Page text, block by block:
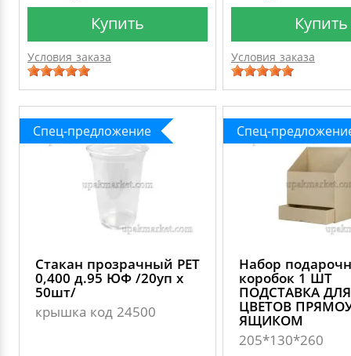
Купить
Условия заказа
Купить
Условия заказа
Спец-предложение
Стакан прозрачный PET
0,400 д.95 ЮФ /20уп х
50шт/
крышка код 24500
Спец-
Набор
коробок 1 ШТ
ПОДСТАВКА ДЛЯ
ЦВЕТОВ
ЯЩИКОМ
205*130*260